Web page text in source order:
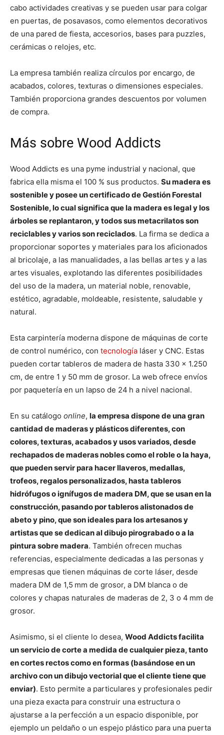
cabo actividades creativas y se pueden usar para colgar
en puertas, de posavasos, como elementos decorativos
de una pared de fiesta, accesorios, bases para puzzles,
cerámicas o relojes, etc.
La empresa también realiza círculos por encargo, de
acabados, colores, texturas o dimensiones especiales.
También proporciona grandes descuentos por volumen
de compra.
Más sobre Wood Addicts
Wood Addicts es una pyme industrial y nacional, que
fabrica ella misma el 100 % sus productos. Su madera es
sostenible y posee un certificado de Gestión Forestal
Sostenible, lo cual significa que la madera es legal y los
árboles se replantaron, y todos sus metacrilatos son
reciclables y varios son reciclados. La firma se dedica a
proporcionar soportes y materiales para los aficionados
al bricolaje, a las manualidades, a las bellas artes y a las
artes visuales, explotando las diferentes posibilidades
del uso de la madera, un material noble, renovable,
estético, agradable, moldeable, resistente, saludable y
natural.
Esta carpintería moderna dispone de máquinas de corte
de control numérico, con tecnología láser y CNC. Estas
pueden cortar tableros de madera de hasta 330 x 1.250
cm, de entre 1 y 50 mm de grosor. La web ofrece envíos
por paquetería en un lapso de 24 h a nivel nacional.
En su catálogo online, la empresa dispone de una gran
cantidad de maderas y plásticos diferentes, con
colores, texturas, acabados y usos variados, desde
rechapados de maderas nobles como el roble o la haya,
que pueden servir para hacer llaveros, medallas,
trofeos, regalos personalizados, hasta tableros
hidrófugos o ignífugos de madera DM, que se usan en la
construcción, pasando por tableros alistonados de
abeto y pino, que son ideales para los artesanos y
artistas que se dedican al dibujo pirograbado o a la
pintura sobre madera. También ofrecen muchas
referencias, especialmente dedicadas a las personas y
empresas que tienen máquinas de corte láser, desde
madera DM de 1,5 mm de grosor, a DM blanca o de
colores y chapas naturales de maderas de 2, 3 o 4 mm de
grosor.
Asimismo, si el cliente lo desea, Wood Addicts facilita
un servicio de corte a medida de cualquier pieza, tanto
en cortes rectos como en formas (basándose en un
archivo con un dibujo vectorial que el cliente tiene que
enviar). Esto permite a particulares y profesionales pedir
una pieza exacta para construir una estructura o
ajustarse a la perfección a un espacio disponible, por
ejemplo un peldaño o un espejo plástico para una puerta